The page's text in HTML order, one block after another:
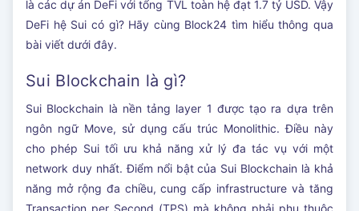
là các dự án DeFi với tổng TVL toàn hệ đạt 1.7 tỷ USD. Vậy
DeFi hệ Sui có gì? Hãy cùng Block24 tìm hiểu thông qua
bài viết dưới đây.
Sui Blockchain là gì?
Sui Blockchain là nền tảng layer 1 được tạo ra dựa trên
ngôn ngữ Move, sử dụng cấu trúc Monolithic. Điều này
cho phép Sui tối ưu khả năng xử lý đa tác vụ với một
network duy nhất. Điểm nổi bật của Sui Blockchain là khả
năng mở rộng đa chiều, cung cấp infrastructure và tăng
Transaction per Second (TPS) mà không phải phụ thuộc